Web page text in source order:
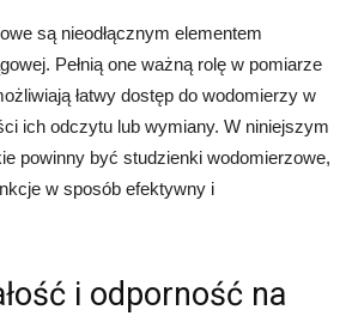
są nieodłącznym elementem
Pełnią one ważną rolę w pomiarze
łatwy dostęp do wodomierzy w
ich odczytu lub wymiany. W niniejszym
powinny być studzienki wodomierzowe,
w sposób efektywny i
i odporność na